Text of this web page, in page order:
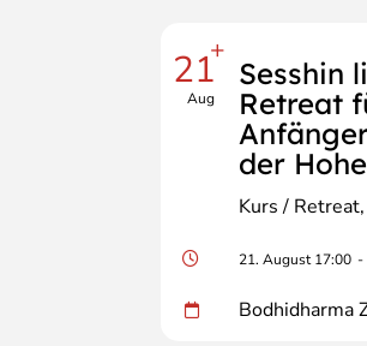
21+
Aug
Sesshin
Retreat
der
Kurs / Retreat
21. August 17:00 -
Bodhidharma